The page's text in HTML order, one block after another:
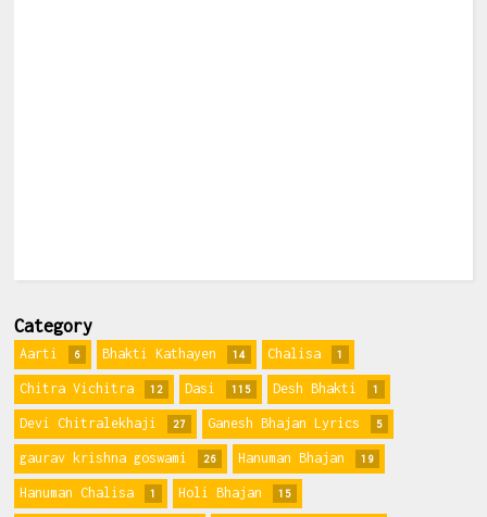
Category
Aarti 6 Bhakti Kathayen 14 Chalisa 1
Chitra Vichitra 12 Dasi 115 Desh Bhakti 1
Devi Chitralekhaji 27 Ganesh Bhajan Lyrics 5
gaurav krishna goswami 26 Hanuman Bhajan 19
Hanuman Chalisa 1 Holi Bhajan 15